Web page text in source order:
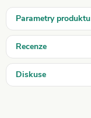
Parametry produktu
Recenze
Diskuse